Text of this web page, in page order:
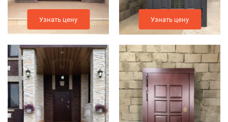
Узнать цену Узнать цену